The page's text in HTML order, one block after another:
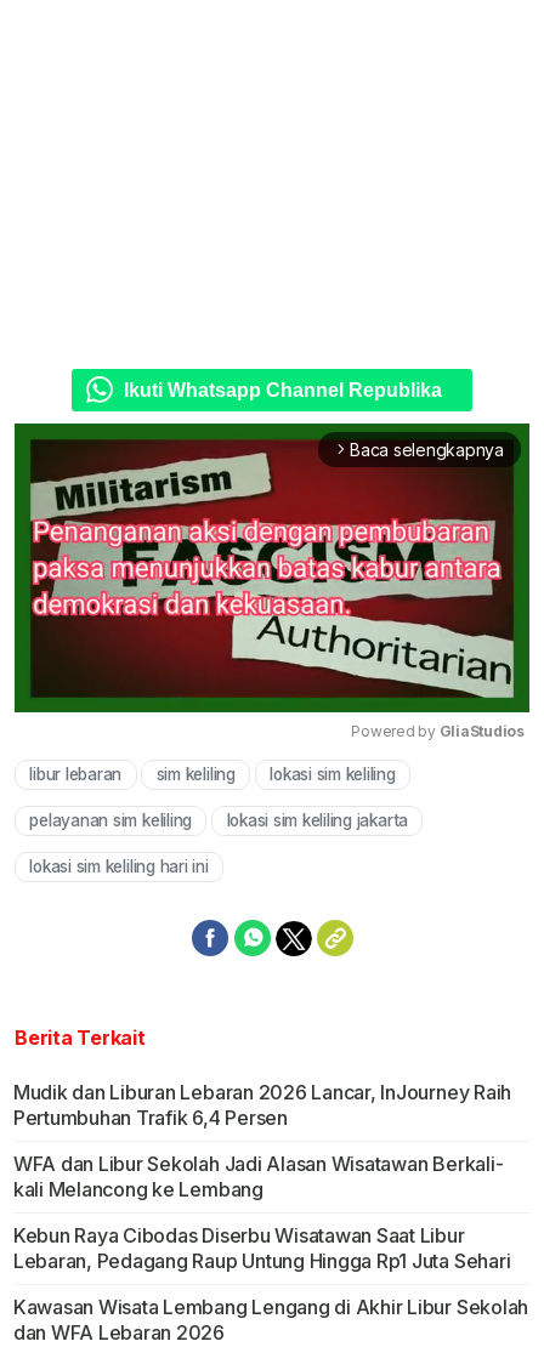
Ikuti Whatsapp Channel Republika
arrow_forward_ios Baca selengkapnya
Powered by GliaStudios
libur lebaran sim keliling lokasi sim keliling
pelayanan sim keliling lokasi sim keliling jakarta
lokasi sim keliling hari ini
Berita Terkait
Mudik dan Liburan Lebaran 2026 Lancar, InJourney Raih
Pertumbuhan Trafik 6,4 Persen
WFA dan Libur Sekolah Jadi Alasan Wisatawan Berkali-
kali Melancong ke Lembang
Kebun Raya Cibodas Diserbu Wisatawan Saat Libur
Lebaran, Pedagang Raup Untung Hingga Rp1 Juta Sehari
Kawasan Wisata Lembang Lengang di Akhir Libur Sekolah
dan WFA Lebaran 2026